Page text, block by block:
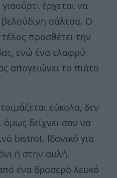
έρχεται να
βελούδινη σάλτσα. Ο
προσθέτει την
ενώ ένα ελαφρύ
απογειώνει το πιάτο
εύκολα, δεν
όμως δείχνει σαν να
bistrot. Ιδανικό για
ή στην αυλή,
ένα δροσερό λευκό